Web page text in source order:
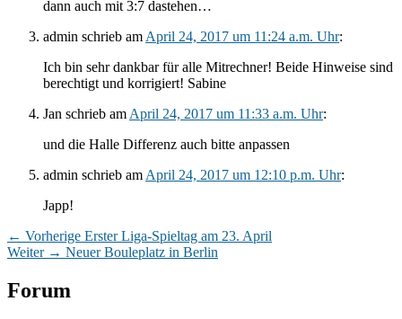
dann auch mit 3:7 dastehen…
admin schrieb am April 24, 2017 um 11:24 a.m. Uhr:
Ich bin sehr dankbar für alle Mitrechner! Beide Hinweise sind
berechtigt und korrigiert! Sabine
Jan schrieb am April 24, 2017 um 11:33 a.m. Uhr:
und die Halle Differenz auch bitte anpassen
admin schrieb am April 24, 2017 um 12:10 p.m. Uhr:
Japp!
Beitragsnavigation
← Vorherige Vorheriger
Beitrag:
Erster Liga-Spieltag am 23. April
Weiter → Nächster
Neuer Bouleplatz in Berlin
Primärer
Forum